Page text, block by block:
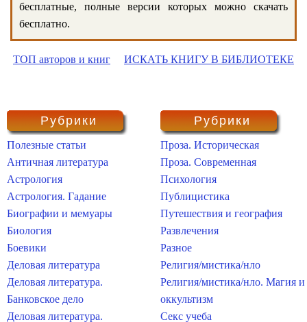
бесплатные, полные версии которых можно скачать
бесплатно.
ТОП авторов и книг ИСКАТЬ КНИГУ В БИБЛИОТЕКЕ
Рубрики
Полезные статьи
Античная литература
Астрология
Астрология. Гадание
Биографии и мемуары
Биология
Боевики
Деловая литература
Деловая литература.
Банковское дело
Деловая литература.
Рубрики
Проза. Историческая
Проза. Современная
Психология
Публицистика
Путешествия и география
Развлечения
Разное
Религия/мистика/нло
Религия/мистика/нло. Магия и
оккультизм
Секс учеба